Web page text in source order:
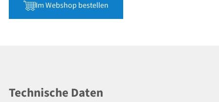
Im Webshop bestellen
Technische Daten